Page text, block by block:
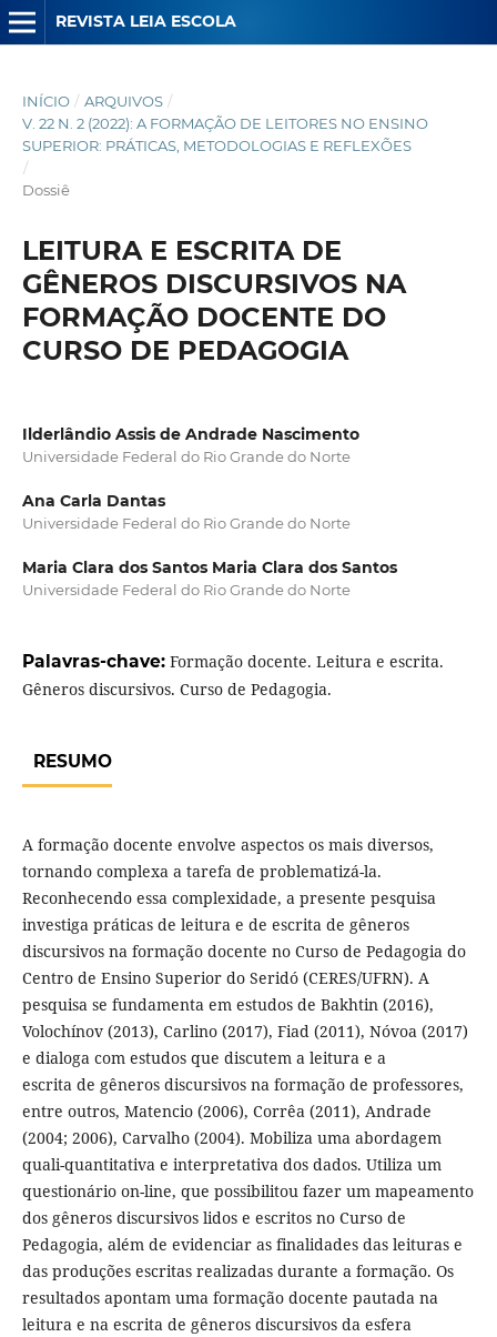
REVISTA LEIA ESCOLA
INÍCIO / ARQUIVOS /
V. 22 N. 2 (2022): A FORMAÇÃO DE LEITORES NO ENSINO
SUPERIOR: PRÁTICAS, METODOLOGIAS E REFLEXÕES
/
Dossiê
LEITURA E ESCRITA DE
GÊNEROS DISCURSIVOS NA
FORMAÇÃO DOCENTE DO
CURSO DE PEDAGOGIA
Ilderlândio Assis de Andrade Nascimento
Universidade Federal do Rio Grande do Norte
Ana Carla Dantas
Universidade Federal do Rio Grande do Norte
Maria Clara dos Santos Maria Clara dos Santos
Universidade Federal do Rio Grande do Norte
Palavras-chave: Formação docente. Leitura e escrita.
Gêneros discursivos. Curso de Pedagogia.
RESUMO
A formação docente envolve aspectos os mais diversos,
tornando complexa a tarefa de problematizá-la.
Reconhecendo essa complexidade, a presente pesquisa
investiga práticas de leitura e de escrita de gêneros
discursivos na formação docente no Curso de Pedagogia do
Centro de Ensino Superior do Seridó (CERES/UFRN). A
pesquisa se fundamenta em estudos de Bakhtin (2016),
Volochínov (2013), Carlino (2017), Fiad (2011), Nóvoa (2017)
e dialoga com estudos que discutem a leitura e a
escrita de gêneros discursivos na formação de professores,
entre outros, Matencio (2006), Corrêa (2011), Andrade
(2004; 2006), Carvalho (2004). Mobiliza uma abordagem
quali-quantitativa e interpretativa dos dados. Utiliza um
questionário on-line, que possibilitou fazer um mapeamento
dos gêneros discursivos lidos e escritos no Curso de
Pedagogia, além de evidenciar as finalidades das leituras e
das produções escritas realizadas durante a formação. Os
resultados apontam uma formação docente pautada na
leitura e na escrita de gêneros discursivos da esfera